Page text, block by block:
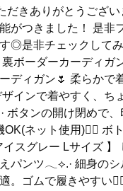
だきありがとうござ
がつきました！ 是非
◎是非チェックして
ボーダーカーディガ
ディガン🌷 柔らかで
インで着やすく、ち
タンの開け閉めで
OK(ネット使用)👌🏻
スグレー Lサイズ 】
パンツ︎︎𓂃⟡.· 細身の
。ゴムで履きやすい